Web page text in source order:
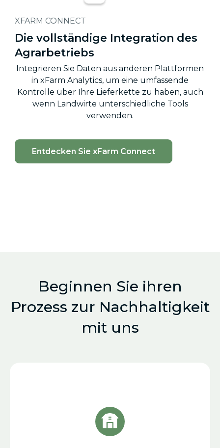
XFARM CONNECT
Die vollständige Integration des
Agrarbetriebs
Integrieren Sie Daten aus anderen Plattformen
in xFarm Analytics, um eine umfassende
Kontrolle über Ihre Lieferkette zu haben, auch
wenn Landwirte unterschiedliche Tools
verwenden.
Entdecken Sie xFarm Connect
Beginnen Sie ihren
Prozess zur Nachhaltigkeit
mit uns